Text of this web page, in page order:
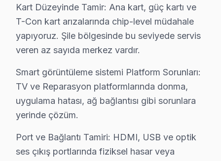
Şile Yumatu TV Servisi – Sık Sorulan Sorular
S: Şile'de arıza tespit nasıl yapılıyor?
C: Şile servisimizde müşterinin sorunu dinleyip,
S: Şile'de ekran donması ya da bulanıklık neden olur?
C: Panel teknolojisine, LED aydınlatma sistemine, T-
S: Şile'de televizyon açılıp kapanması ne gösteriyor?
C: Standby sorunudur. Güç kartı arızası, anakart
S: "Turuncu ışık yanıyor ama ekran açılmıyor" ne
C: Standby modu çalışıyor ama ana devre sorun
S: Şile'de WiFi/Ethernet bağlanmıyor sorunu ne tür?
Kart Düzeyinde Tamir: Ana kart, güç kartı ve
T-Con kart arızalarında chip-level müdahale
yapıyoruz. Şile bölgesinde bu seviyede servis
veren az sayıda merkez vardır.
Smart görüntüleme sistemi Platform Sorunları:
TV ve Reparasyon platformlarında donma,
uygulama hatası, ağ bağlantısı gibi sorunlara
yerinde çözüm.
Port ve Bağlantı Tamiri: HDMI, USB ve optik
ses çıkış portlarında fiziksel hasar veya